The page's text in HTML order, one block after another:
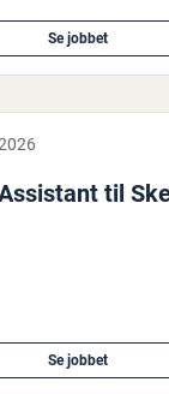
Se jobbet
til
Se jobbet